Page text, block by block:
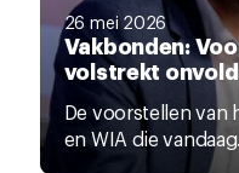
26 mei 2026
Vakbonden:
volstrekt
De voorstellen van
en WIA die